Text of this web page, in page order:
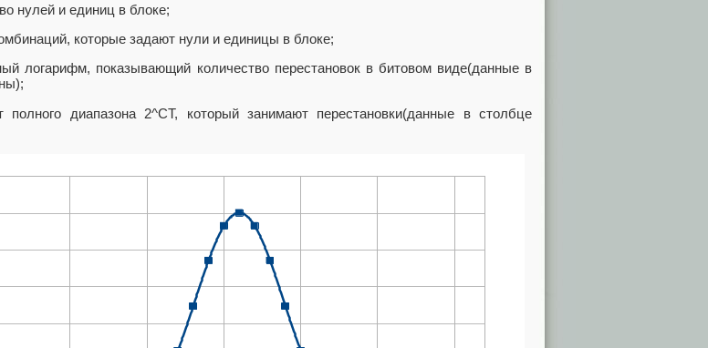
нулей и единиц в блоке;
которые задают нули и единицы в блоке;
логарифм, показывающий количество перестановок в битовом виде(данные в
диапазона 2^CT, который занимают перестановки(данные в столбце